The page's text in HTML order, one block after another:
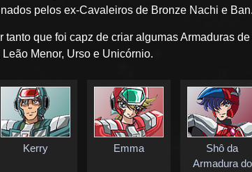
pelos ex-Cavaleiros de Bronze Nachi e Ban.
que foi capz de criar algumas Armaduras
Menor, Urso e Unicórnio.
Kerry Emma
Shô da
Armadura do